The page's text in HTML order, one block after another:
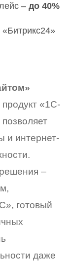
–до 40%
«1С-
и интернет-
–
готовый
даже